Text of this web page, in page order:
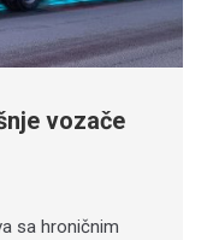
vozače
sa hroničnim